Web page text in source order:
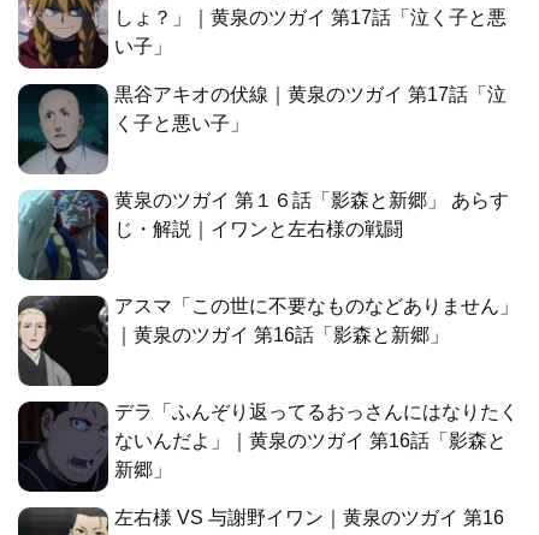
しょ？」｜黄泉のツガイ 第17話「泣く子と悪
い子」
黒谷アキオの伏線｜黄泉のツガイ 第17話「泣
く子と悪い子」
黄泉のツガイ 第１６話「影森と新郷」 あらす
じ・解説｜イワンと左右様の戦闘
アスマ「この世に不要なものなどありません」
｜黄泉のツガイ 第16話「影森と新郷」
デラ「ふんぞり返ってるおっさんにはなりたく
ないんだよ」｜黄泉のツガイ 第16話「影森と
新郷」
左右様 VS 与謝野イワン｜黄泉のツガイ 第16